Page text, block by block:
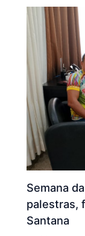
Semana
palestras,
Santana